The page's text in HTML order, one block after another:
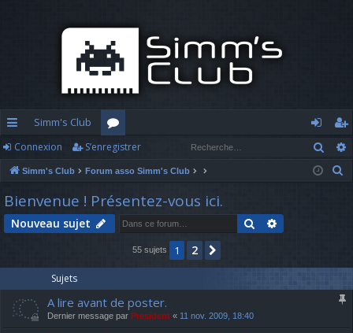
cc
ès
ra
pi
Simm's Club
or
u
m
o
n
’e
nr
Connexion S’enregistrer
Simm's Club Forum asso Simm's Club
h
Bienvenue ! Présentez-vous ici.
Nouveau sujet Rechercher
55 sujets 1 2
Sujets
A lire avant de poster.
Dernier message par President « 11 nov. 2009, 18:40